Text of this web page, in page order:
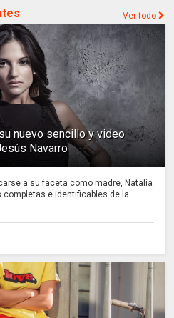
Ver todo
nuevo sencillo y video
Navarro
a su faceta como madre, Natalia
e identificables de la